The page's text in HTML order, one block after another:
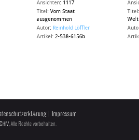
Ansichten: 1117
Titel : Vom Staat
ausgenommen
Autor: Reinhold Löffler
Artikel : 2-538-6156b
Titel
Welt
Impressum
, Alle Rechte vorbehalten.